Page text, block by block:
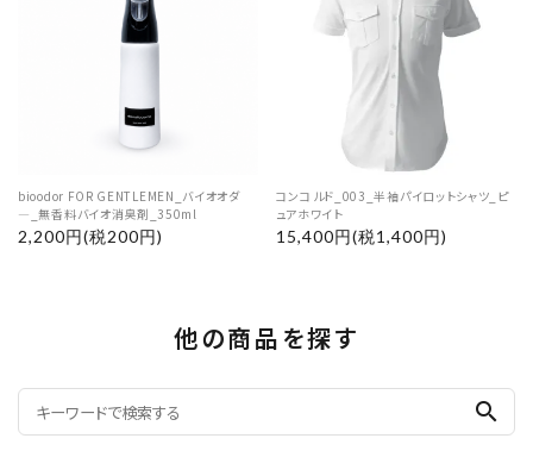
bioodor FOR GENTLEMEN_バイオオダ
―_無香料バイオ消臭剤_350ml
2,200円(税200円)
コンコルド_003_半袖パイロットシャツ_ピ
ュアホワイト
15,400円(税1,400円)
他の商品を探す
search